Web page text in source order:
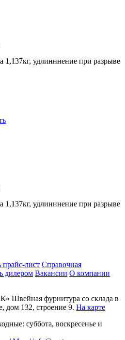
1,137кг, удлинннение при разрыве
1,137кг, удлинннение при разрыве
прайс-лист Справочная
дилером Вакансии О компании
Швейная фурнитура со склада в
дом 132, строение 9. На карте
суббота, воскресенье и